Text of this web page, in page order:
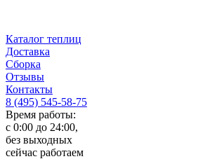
Каталог теплиц
Доставка
Сборка
Отзывы
Контакты
8 (495) 545-58-75
Время работы:
с 0:00 до 24:00,
без выходных
сейчас работаем